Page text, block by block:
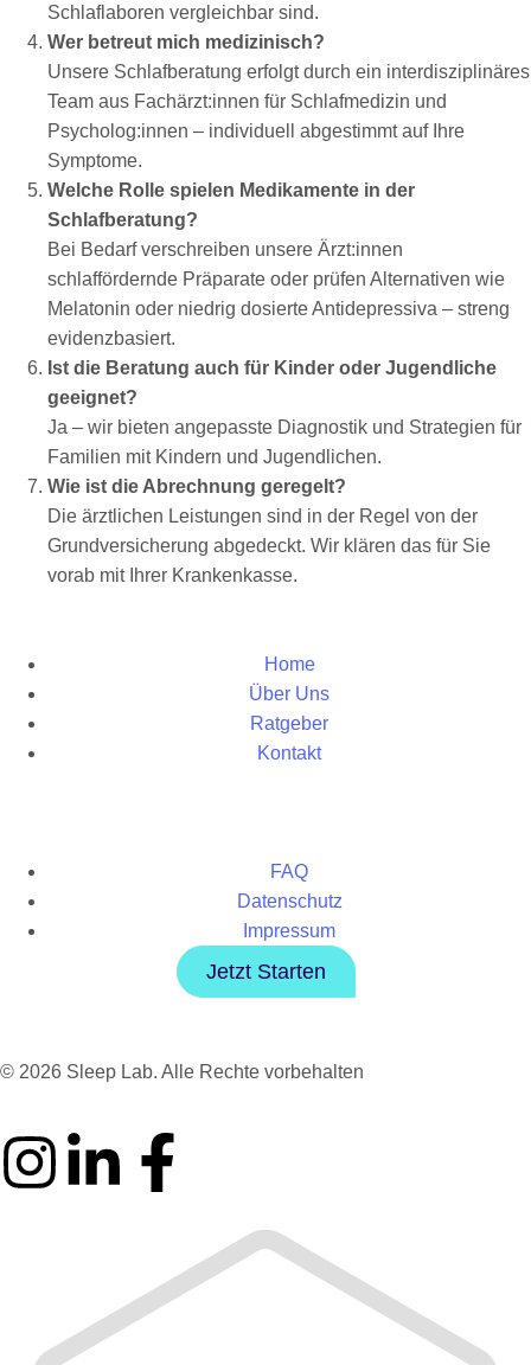
Schlaflaboren vergleichbar sind.
Wer betreut mich medizinisch?
Unsere Schlafberatung erfolgt durch ein interdisziplinäres
Team aus Fachärzt:innen für Schlafmedizin und
Psycholog:innen – individuell abgestimmt auf Ihre
Symptome.
Welche Rolle spielen Medikamente in der
Schlafberatung?
Bei Bedarf verschreiben unsere Ärzt:innen
schlaffördernde Präparate oder prüfen Alternativen wie
Melatonin oder niedrig dosierte Antidepressiva – streng
evidenzbasiert.
Ist die Beratung auch für Kinder oder Jugendliche
geeignet?
Ja – wir bieten angepasste Diagnostik und Strategien für
Familien mit Kindern und Jugendlichen.
Wie ist die Abrechnung geregelt?
Die ärztlichen Leistungen sind in der Regel von der
Grundversicherung abgedeckt. Wir klären das für Sie
vorab mit Ihrer Krankenkasse.
Home
Über Uns
Ratgeber
Kontakt
FAQ
Datenschutz
Impressum
Jetzt Starten
© 2026 Sleep Lab. Alle Rechte vorbehalten